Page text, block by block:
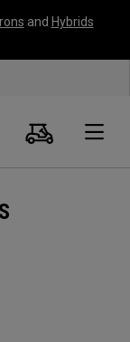
Irons and Hybrids
Panier